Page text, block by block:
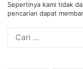
Sepertinya kami tidak
pencarian dapat